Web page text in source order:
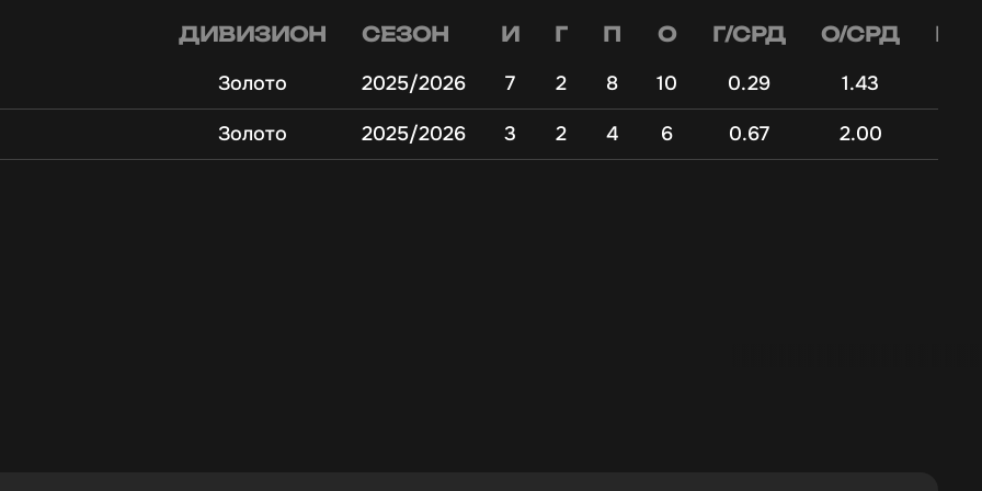
ДИВИЗИОН СЕЗОН И Г П О Г/СРД О/СРД Г/
Золото 2025/2026 7 2 8 10 0.29 1.43
Золото 2025/2026 3 2 4 6 0.67 2.00